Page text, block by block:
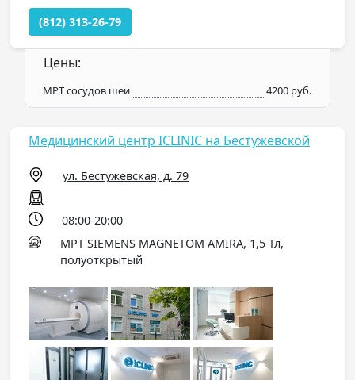
(812) 313-26-79
Цены:
МРТ сосудов шеи 4200 руб.
Медицинский центр ICLINIC на Бестужевской
ул. Бестужевская, д. 79
08:00-20:00
МРТ SIEMENS MAGNETOM AMIRA, 1,5 Тл,
полуоткрытый